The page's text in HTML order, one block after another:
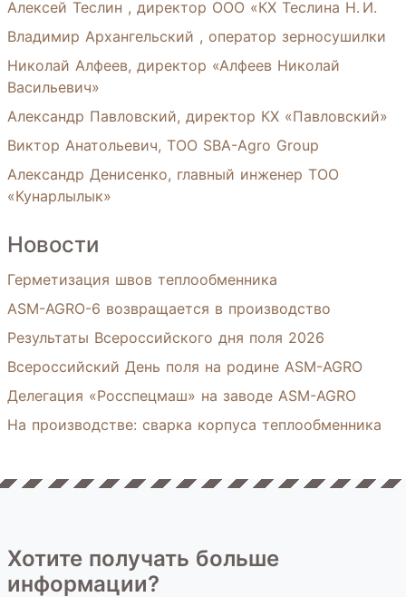
Алексей Теслин , директор ООО «КХ Теслина Н. И.
Владимир Архангельский , оператор зерносушилки
Николай Алфеев, директор «Алфеев Николай
Васильевич»
Александр Павловский, директор КХ «Павловский»
Виктор Анатольевич, ТОО SBA-Agro Group
Александр Денисенко, главный инженер ТОО
«Кунарлылык»
Новости
Герметизация швов теплообменника
ASM-AGRO-6 возвращается в производство
Результаты Всероссийского дня поля 2026
Всероссийский День поля на родине ASM-AGRO
Делегация «Росспецмаш» на заводе ASM-AGRO
На производстве: сварка корпуса теплообменника
Хотите получать больше
информации?